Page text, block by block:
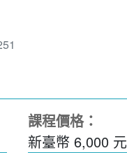
課程價格：
新臺幣 6,000 元